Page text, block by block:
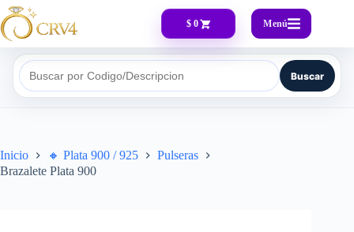
$ 0 Menú
Buscar por Codigo/Descripcion Buscar
Inicio 🔸​ Plata 900 / 925
Pulseras
Brazalete Plata 900